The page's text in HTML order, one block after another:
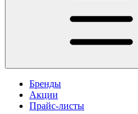
Бренды
Акции
Прайс-листы